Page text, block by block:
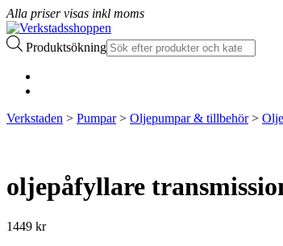
Alla priser visas inkl moms
Produktsökning
Verkstaden > Pumpar> Oljepumpar & tillbehör>
oljepåfyllare
1449 kr